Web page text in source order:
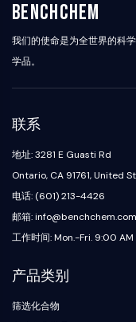
蛋白酪氨酸激酶/RTK
蛋白酪氨酸激酶/RTK
非受体酪氨酸激酶同
膜转运蛋白
离子通道
GPCR/G蛋白
B类GPCR同义词：促
A类GPCR同义词：视
BenchChem
我们的使命是为全世界的科
学品。
联系
地址: 3281 E Guasti Rd
Ontario, CA 91761, United
电话: (601) 213-4426
邮箱: info@benchchem.com
工作时间: Mon.-Fri. 9:00
产品类别
筛选化合物